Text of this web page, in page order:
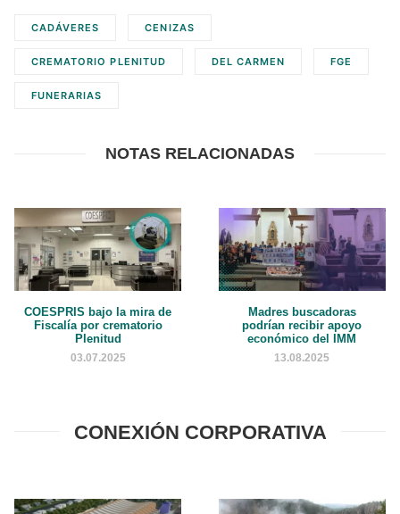
CADÁVERES CENIZAS
CREMATORIO PLENITUD DEL CARMEN FGE
FUNERARIAS
NOTAS RELACIONADAS
COESPRIS bajo la mira de
Fiscalía por crematorio
Plenitud
03.07.2025
Madres buscadoras
podrían recibir apoyo
económico del IMM
13.08.2025
CONEXIÓN CORPORATIVA